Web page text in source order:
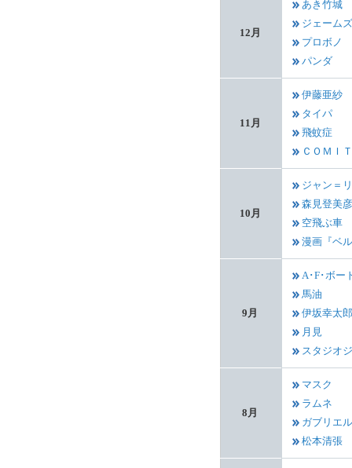
12月
あき竹城
ジェーム
プロボノ
パンダ
11月
伊藤亜紗
タイパ
飛蚊症
ＣＯＭＩ
10月
ジャン＝
森見登美彦
空飛ぶ車
漫画『ベ
9月
A･F･ボー
馬油
伊坂幸太郎
月見
スタジオ
8月
マスク
ラムネ
ガブリエ
松本清張